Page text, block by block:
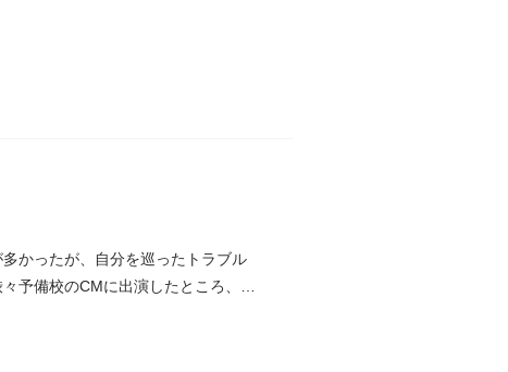
かったが、自分を巡ったトラブル
予備校のCMに出演したところ、話